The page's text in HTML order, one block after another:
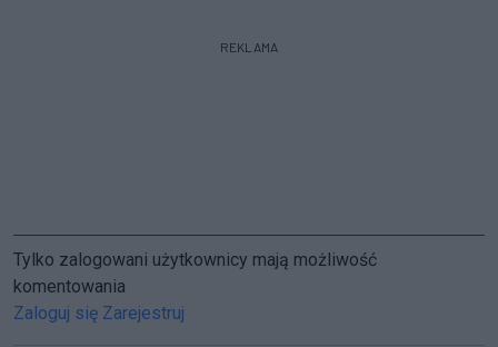
REKLAMA
Tylko zalogowani użytkownicy mają możliwość
komentowania
Zaloguj się Zarejestruj